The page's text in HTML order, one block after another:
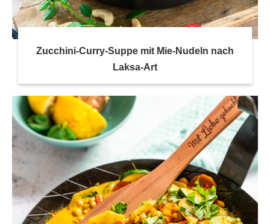
Zucchini-Curry-Suppe mit Mie-Nudeln nach
Laksa-Art